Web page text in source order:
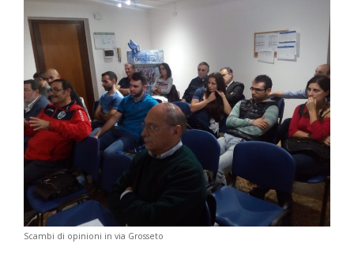
Scambi di opinioni in via Grosseto